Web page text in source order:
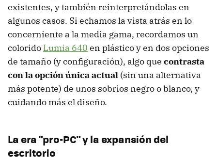
existentes, y también reinterpretándolas en
algunos casos. Si echamos la vista atrás en lo
concerniente a la media gama, recordamos un
colorido Lumia 640 en plástico y en dos opciones
de tamaño (y configuración), algo que contrasta
con la opción única actual (sin una alternativa
más potente) de unos sobrios negro o blanco, y
cuidando más el diseño.
La era "pro-PC" y la expansión del
escritorio